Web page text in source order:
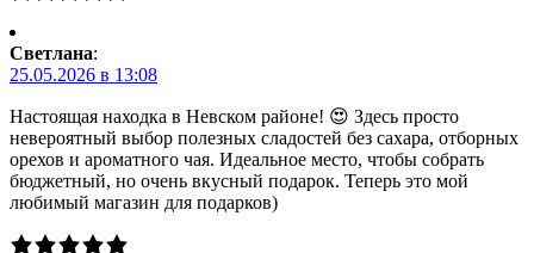
Светлана:
25.05.2026 в 13:08
Настоящая находка в Невском районе! 😍 Здесь просто
невероятный выбор полезных сладостей без сахара, отборных
орехов и ароматного чая. Идеальное место, чтобы собрать
бюджетный, но очень вкусный подарок. Теперь это мой
любимый магазин для подарков)